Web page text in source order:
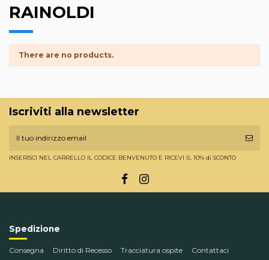
RAINOLDI
There are no products.
Iscriviti alla newsletter
INSERISCI NEL CARRELLO IL CODICE BENVENUTO E RICEVI IL 10% di SCONTO
Spedizione
Consegna Diritto di Recesso Tracciatura ospite Contattaci